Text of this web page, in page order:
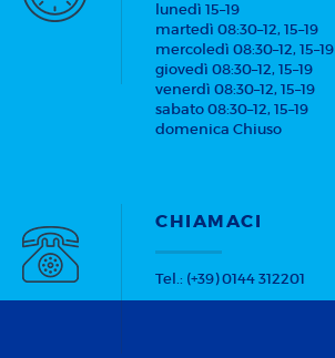
lunedì 15–19
martedì 08:30–12, 15–19
mercoledì 08:30–12, 15–19
giovedì 08:30–12, 15–19
venerdì 08:30–12, 15–19
sabato 08:30–12, 15–19
domenica Chiuso
CHIAMACI
Tel.: (+39) 0144 312201